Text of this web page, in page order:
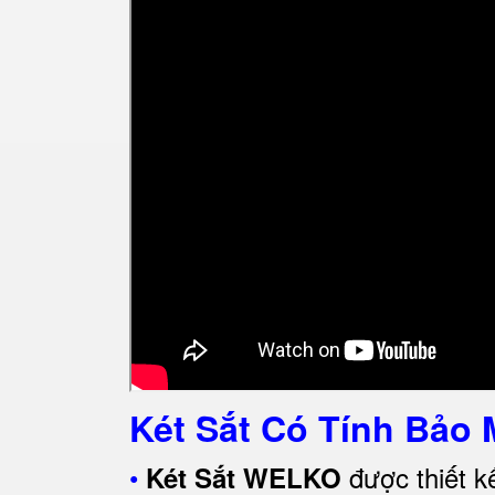
Két Sắt Có Tính Bảo
• Két Sắt WELKO được thiết